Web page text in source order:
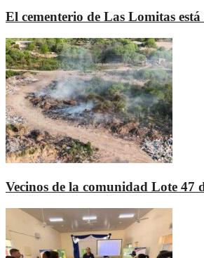
El cementerio de Las Lomitas
Vecinos de la comunidad Lote 47